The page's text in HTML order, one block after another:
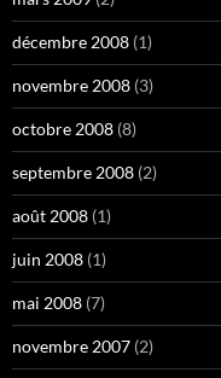
décembre 2008 (1)
novembre 2008 (3)
octobre 2008 (8)
septembre 2008 (2)
août 2008 (1)
juin 2008 (1)
mai 2008 (7)
novembre 2007 (2)